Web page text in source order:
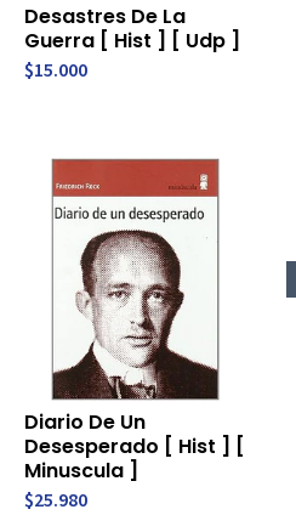
Desastres De La
Guerra [ Hist ] [ Udp ]
$15.000
Diario De Un
Desesperado [ Hist ] [
Minuscula ]
$25.980